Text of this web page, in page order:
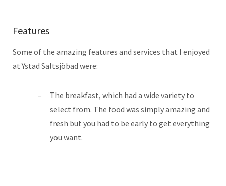
We enjoyed a3-course meal
The highlight of the whole stay was theSALT
CREEK SPA